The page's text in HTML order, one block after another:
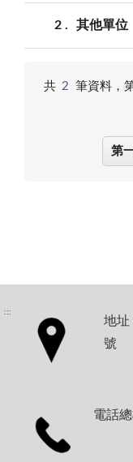
2 其他單位
共 2 筆資料，
第
:::
地址
號
電話